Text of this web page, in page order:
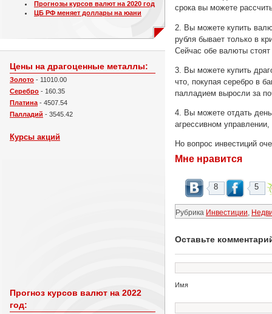
Прогнозы курсов валют на 2020 год
ЦБ РФ меняет доллары на юани
Цены на драгоценные металлы:
Золото - 11010.00
Серебро - 160.35
Платина - 4507.54
Палладий - 3545.42
Курсы акций
Прогноз курсов валют на 2022
год:
срока вы можете
2. Вы можете купить
рубля бывает только в
Сейчас обе валюты
3. Вы можете купить
что, покупая серебро в
палладием выросли за
4. Вы можете отдать
агрессивном
Но вопрос инвестиций
Мне нравится
8 5
Рубрика Инвестиции
Оставьте
Имя